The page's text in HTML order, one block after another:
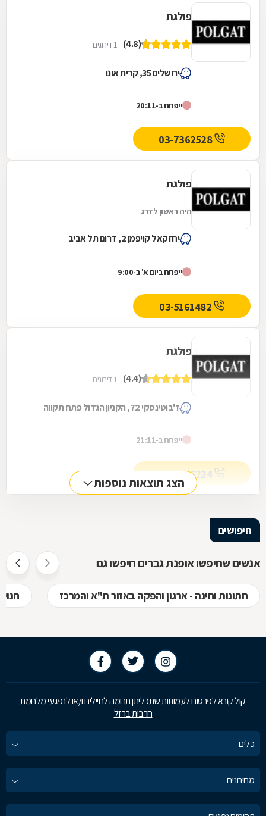
פולגת
(4.8) 1 דירוגים
ירושלים 35, קרית אונו
ייפתח ב-20:11
03-7362528
פולגת
היה ראשון לדרג
יחזקאל קויפמן 2, דרום תל אביב
ייפתח ביום א' ב-9:00
פולגת
(4.4) 1 דירוגים
ז'בוטינסקי 72, הקניון הגדול פתח תקווה
ייפתח ב-21:11
הצג תוצאות נוספות
חיפושים
אנשים שחיפשו אופנת גברים חיפשו גם
חתונות וחינה - ארגון והפקה באזור ת"א והמרכז
קול קורא לפרסום לעמותות שתכליתן תרומה לחיילים ו/או לנפגעי מלחמת
חרבות ברזל
כלים
מחירונים